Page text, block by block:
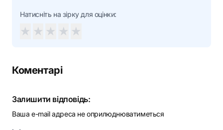
Натисніть на зірку для оцінки:
★ ★ ★ ★ ★
Коментарі
Залишити відповідь:
Ваша e-mail адреса не оприлюднюватиметься